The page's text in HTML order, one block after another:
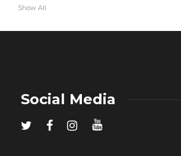
Show All
Social Media